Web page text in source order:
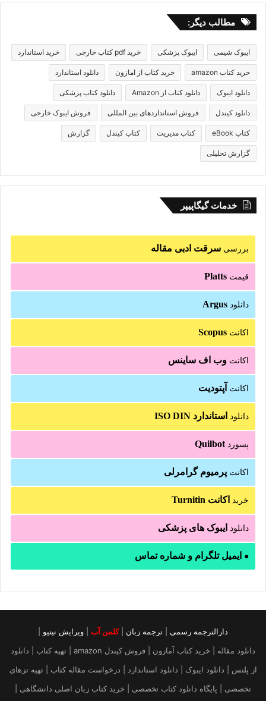
مطالب دیگر:
ایبوک شیمی ایبوک پزشکی خرید pdf کتاب خارجی خرید استاندارد
خرید کتاب amazon خرید کتاب از امازون دانلود استاندارد
دانلود ایبوک دانلود کتاب از Amazon دانلود کتاب پزشکی
دانلود کیندل فروش استانداردهای بین المللی فروش ایبوک خارجی
کتاب eBook کتاب مدیریت کتاب کیندل گزارش
گزارش تحلیلی
خدمات گیگاپیپر
بررسی سرقت ادبی مقاله
قیمت Platts
دانلود Argus
اکانت Scopus
اکانت وب اف ساینس
اکانت آپتودیت
دانلود استاندارد ISO DIN
پسوردQuilbot
اکانت پرمیوم گرامرلی
خرید اکانت Turnitin
دانلود ایبوک های پزشکی
● ایمیل تلگرام و شماره تماس
دارالترجمه رسمی ترجمه زبان |کلمن آب ویرایش نیتیو
دانلود مقاله | خرید کتاب آمازون | فروش کیندل amazon | تهیه کتاب | دانلود
از پلتس | دانلود ایبوک | دانلود استاندارد | درخواست مقاله کتاب | تهیه تزهای
تخصصی | پایگاه دانلود کتاب تخصصی | خرید کتاب زبان اصلی دانشگاهی |